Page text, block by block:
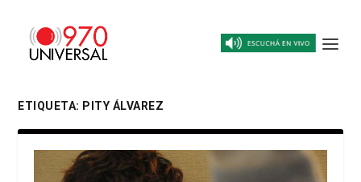
ETIQUETA: PITY ÁLVAREZ